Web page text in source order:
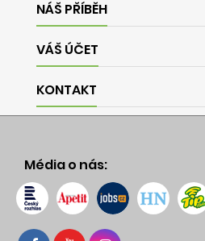
NÁŠ PŘÍBĚH
VÁŠ ÚČET
KONTAKT
Média o nás: